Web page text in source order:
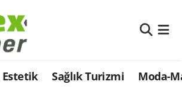
Estetik Sağlık Turizmi Moda-